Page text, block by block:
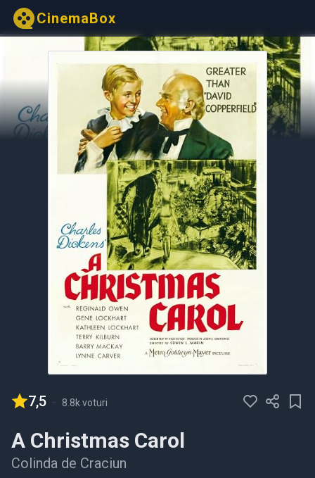
CinemaBox
7,5 - 8.8k voturi
A Christmas Carol
Colinda de Craciun